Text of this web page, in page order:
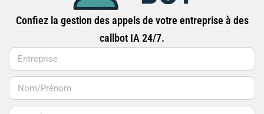
Confiez la gestion des appels de votre entreprise à des
callbot IA 24/7.